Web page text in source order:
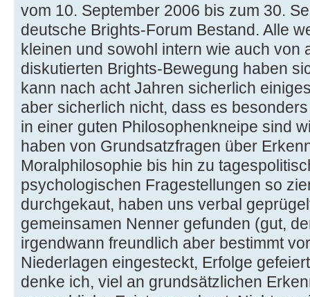
vom 10. September 2006 bis zum 30.
deutsche Brights-Forum Bestand. Alle
kleinen und sowohl intern wie auch von
diskutierten Brights-Bewegung haben
kann nach acht Jahren sicherlich
aber sicherlich nicht, dass es
in einer guten Philosophenkneipe sind
haben von Grundsatzfragen über
Moralphilosophie bis hin zu
psychologischen Fragestellungen so
durchgekaut, haben uns verbal
gemeinsamen Nenner gefunden (gut,
irgendwann freundlich aber bestimmt
Niederlagen eingesteckt, Erfolge
denke ich, viel an grundsätzlichen